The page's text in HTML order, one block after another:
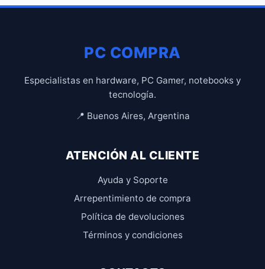
PC COMPRA
Especialistas en hardware, PC Gamer, notebooks y
tecnología.
📍 Buenos Aires, Argentina
ATENCIÓN AL CLIENTE
Ayuda y Soporte
Arrepentimiento de compra
Política de devoluciones
Términos y condiciones